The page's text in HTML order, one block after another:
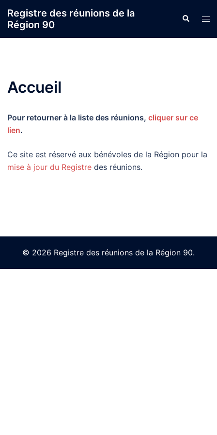
au
contenu
Registre des réunions de la
Région 90
Accueil
Pour retourner à la liste des réunions, cliquer sur ce
lien.
Ce site est réservé aux bénévoles de la Région pour la
mise à jour du Registre des réunions.
© 2026 Registre des réunions de la Région 90.